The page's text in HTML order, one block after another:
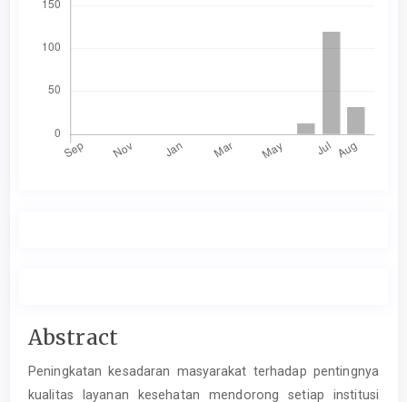
Main
Article
Content
Abstract
Peningkatan kesadaran masyarakat terhadap pentingnya
kualitas layanan kesehatan mendorong setiap institusi